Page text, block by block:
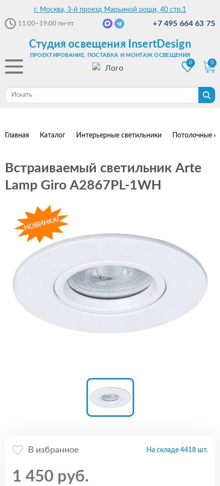
г. Москва, 3-й проезд Марьиной рощи, 40 стр.1
11:00–19:00 пн-пт +7 495 664 63 75
Студия освещения InsertDesign
ПРОЕКТИРОВАНИЕ, ПОСТАВКА И МОНТАЖ ОСВЕЩЕНИЯ
0
0
Главная Каталог Интерьерные светильники Потолочные
Встраиваемый светильник Arte
Lamp Giro A2867PL-1WH
В избранное На складе 4418 шт.
1 450 руб.